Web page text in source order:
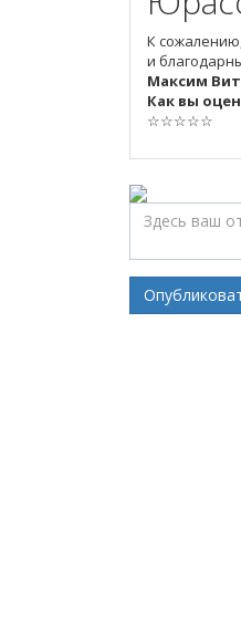
К
и
Максим
Как вы
☆☆☆☆☆